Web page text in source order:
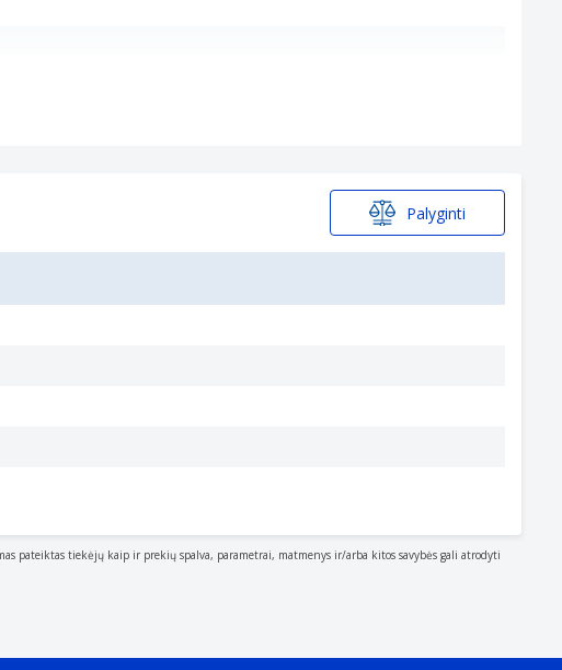
Palyginti
pateiktas tiekėjų kaip ir prekių spalva, parametrai, matmenys ir/arba kitos savybės gali atrodyti